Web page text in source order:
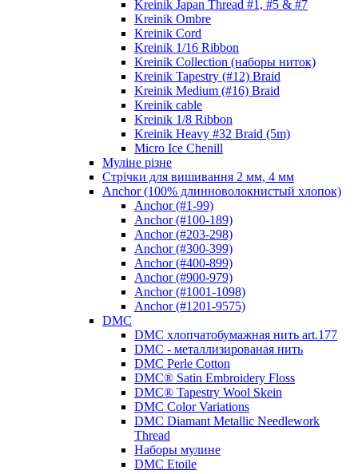
Kreinik Japan Thread #1, #5 & #7
Kreinik Ombre
Kreinik Cord
Kreinik 1/16 Ribbon
Kreinik Collection (наборы ниток)
Kreinik Tapestry (#12) Braid
Kreinik Medium (#16) Braid
Kreinik cable
Kreinik 1/8 Ribbon
Kreinik Heavy #32 Braid (5m)
Micro Ice Chenill
Муліне різне
Стрічки для вишивання 2 мм, 4 мм
Anchor (100% длинноволокнистый хлопок)
Anchor (#1-99)
Anchor (#100-189)
Anchor (#203-298)
Anchor (#300-399)
Anchor (#400-899)
Anchor (#900-979)
Anchor (#1001-1098)
Anchor (#1201-9575)
DMC
DMC хлопчатобумажная нить art.177
DMC - металлизированая нить
DMC Perle Cotton
DMC® Satin Embroidery Floss
DMC® Tapestry Wool Skein
DMC Color Variations
DMC Diamant Metallic Needlework
Thread
Наборы мулине
DMC Etoile